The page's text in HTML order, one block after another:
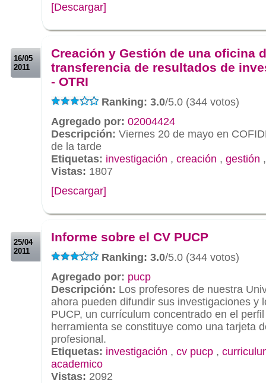
[Descargar]
16/05
2011
Creación y Gestión de una oficina
transferencia de resultados de
- OTRI
Ranking: 3.0/5.0 (344 votos)
Agregado por: 02004424
Descripción: Viernes 20 de mayo en
de la tarde
Etiquetas: investigación , creación , gestión
Vistas: 1807
[Descargar]
25/04
2011
Informe sobre el CV PUCP
Ranking: 3.0/5.0 (344 votos)
Agregado por: pucp
Descripción: Los profesores de nuestra
ahora pueden difundir sus investigaciones y
PUCP, un currículum concentrado en el
herramienta se constituye como una tarjeta
profesional.
Etiquetas: investigación , cv pucp ,
academico
Vistas: 2092